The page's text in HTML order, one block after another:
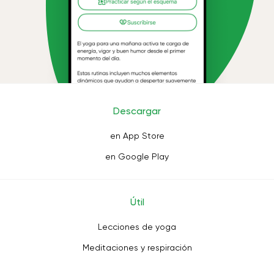
Descargar
en App Store
en Google Play
Útil
Lecciones de yoga
Meditaciones y respiración